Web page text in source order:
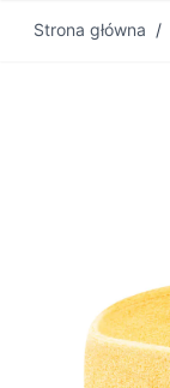
Strona główna /